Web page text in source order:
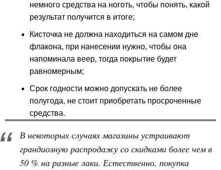
немного средства на ноготь, чтобы понять, какой
результат получится в итоге;
Кисточка не должна находиться на самом дне
флакона, при нанесении нужно, чтобы она
напоминала веер, тогда покрытие будет
равномерным;
Срок годности можно допускать не более
полугода, не стоит приобретать просроченные
средства.
В некоторых случаях магазины устраивают
грандиозную распродажу со скидками более чем в
50 % на разные лаки. Естественно, покупка